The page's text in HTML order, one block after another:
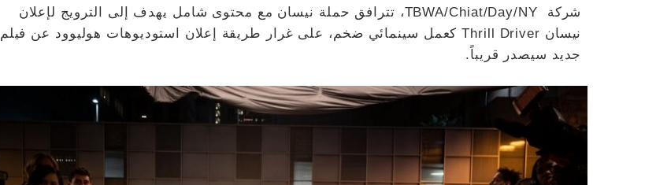
شركة TBWA/Chiat/Day/NY، تترافق حملة نيسان مع محتوى شامل يهدف إلى الترويج لإعلان
نيسان Thrill Driver كعمل سينمائي ضخم، على غرار طريقة إعلان استوديوهات هوليوود عن فيلم
جديد سيصدر قريباً.